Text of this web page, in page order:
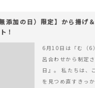
添加の日）限定】から揚げ
！
6月10日は「む（6
呂合わせから制定
日』。 私たちは、
を見つめ直すきっ